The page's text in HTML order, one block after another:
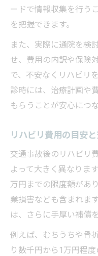
ードで情報収集を行う
を把握できます。
また、実際に通院を検
せ、費用の内訳や保険
で、不安なくリハビリ
診時には、治療計画や
もらうことが安心につ
リハビリ費用の目安
交通事故後のリハビリ
よって大きく異なりま
万円までの限度額があ
業損害なども含まれま
は、さらに手厚い補償
例えば、むちうちや骨
り数千円から1万円程